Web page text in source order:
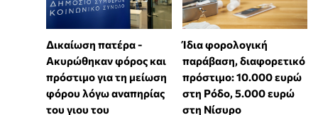
Δικαίωση πατέρα -
Ακυρώθηκαν φόρος και
πρόστιμο για τη μείωση
φόρου λόγω αναπηρίας
του γιου του
Ίδια φορολογική
παράβαση, διαφορετικό
πρόστιμο: 10.000 ευρώ
στη Ρόδο, 5.000 ευρώ
στη Νίσυρο